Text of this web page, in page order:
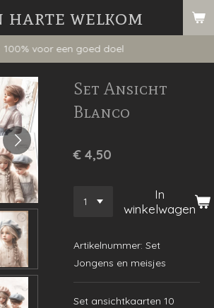
harte welkom
100% voor een goed doel
Set Ansicht
Blanco
€ 4,50
In
winkelwagen
Artikelnummer: Set
Jongens en meisjes
Set ansichtkaarten 10